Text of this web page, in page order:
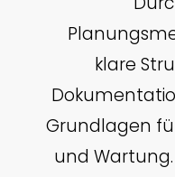
klare
Grundlagen
und